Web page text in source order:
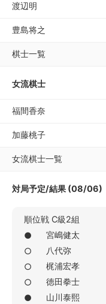
渡辺明
豊島将之
棋士一覧
女流棋士
福間香奈
加藤桃子
女流棋士一覧
対局予定/結果 (08/06)
順位戦 C級2組
●
宮嶋健太
○
八代弥
○
梶浦宏孝
○
徳田拳士
●
山川泰熙